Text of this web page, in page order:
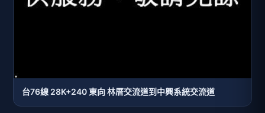
台76線 28K+240 東向 林厝交流道到中興系統交流道